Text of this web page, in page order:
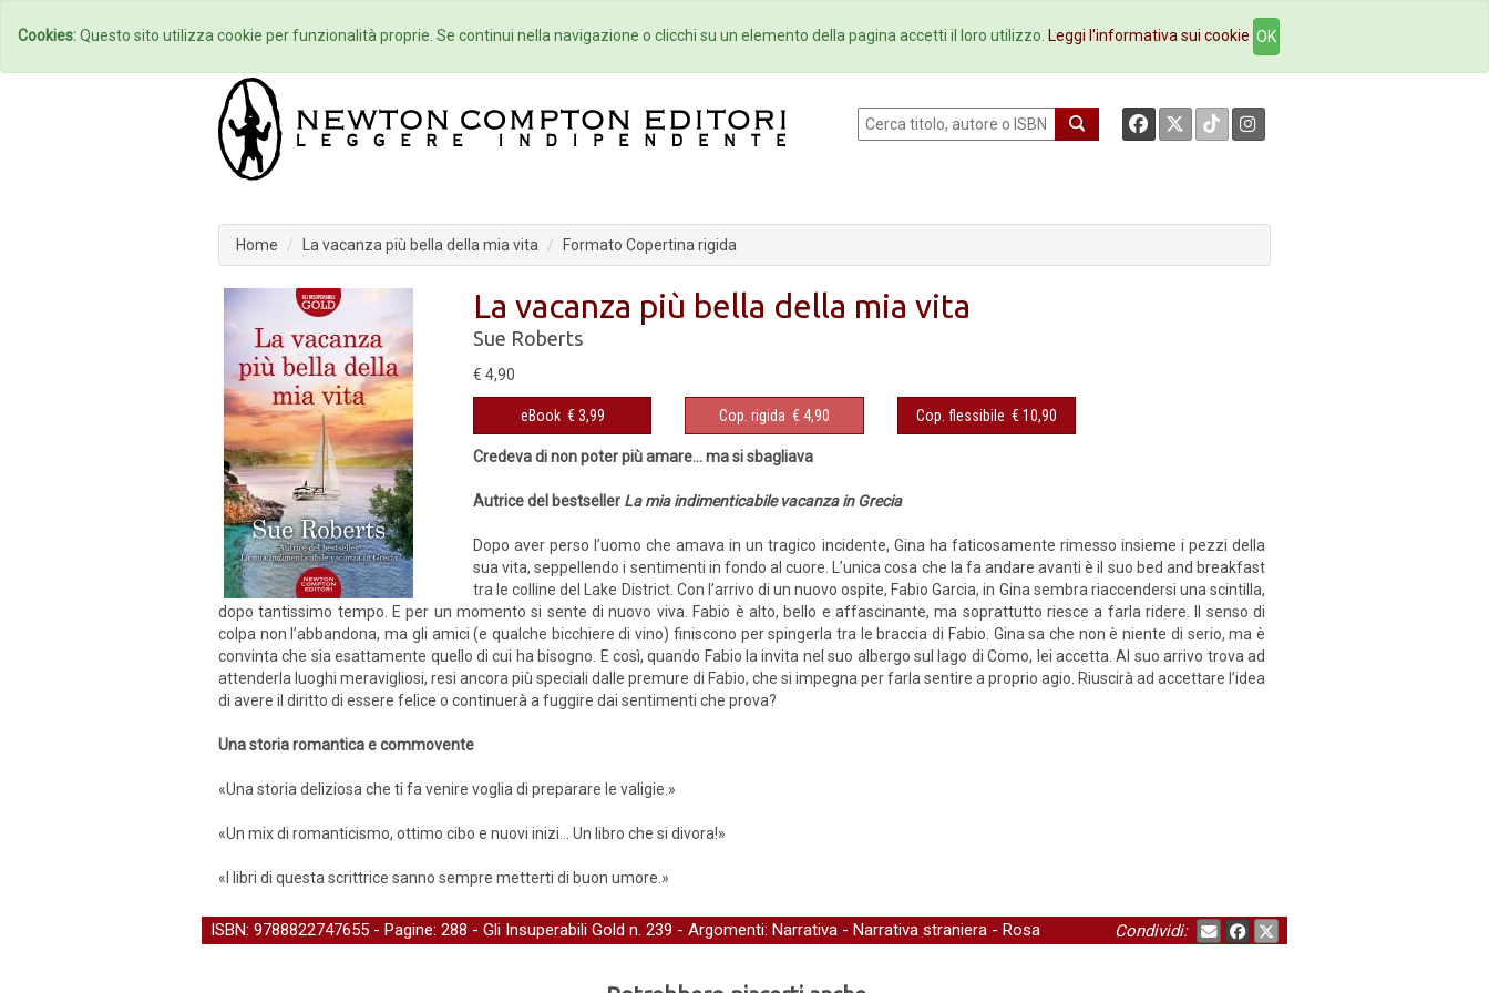
Home Autori Eventi Collane Newsletter Ebookstore Contatti
Home La vacanza più bella della mia vita Formato Copertina rigida
La vacanza più bella della mia vita
Sue Roberts
€ 4,90
eBook € 3,99 Cop. rigida € 4,90 Cop. flessibile € 10,90
Credeva di non poter più amare... ma si sbagliava
Autrice del bestseller La mia indimenticabile vacanza in Grecia
Dopo aver perso l’uomo che amava in un tragico incidente, Gina ha faticosamente rimesso insieme i pezzi della
sua vita, seppellendo i sentimenti in fondo al cuore. L’unica cosa che la fa andare avanti è il suo bed and breakfast
tra le colline del Lake District. Con l’arrivo di un nuovo ospite, Fabio Garcia, in Gina sembra riaccendersi una scintilla,
dopo tantissimo tempo. E per un momento si sente di nuovo viva. Fabio è alto, bello e affascinante, ma soprattutto riesce a farla ridere. Il senso di
colpa non l’abbandona, ma gli amici (e qualche bicchiere di vino) finiscono per spingerla tra le braccia di Fabio. Gina sa che non è niente di serio, ma è
convinta che sia esattamente quello di cui ha bisogno. E così, quando Fabio la invita nel suo albergo sul lago di Como, lei accetta. Al suo arrivo trova ad
attenderla luoghi meravigliosi, resi ancora più speciali dalle premure di Fabio, che si impegna per farla sentire a proprio agio. Riuscirà ad accettare l’idea
di avere il diritto di essere felice o continuerà a fuggire dai sentimenti che prova?
Una storia romantica e commovente
«Una storia deliziosa che ti fa venire voglia di preparare le valigie.»
«Un mix di romanticismo, ottimo cibo e nuovi inizi... Un libro che si divora!»
«I libri di questa scrittrice sanno sempre metterti di buon umore.»
ISBN: 9788822747655 - Pagine: 288 - Gli Insuperabili Gold n. 239 - Argomenti: Narrativa - Narrativa straniera - Rosa Condividi:
Cookies:Questo sito utilizza cookie per funzionalità proprie. Se continui nella navigazione o clicchi su un elemento della pagina accetti il loro utilizzo. Leggi l'informativa sui cookie OK